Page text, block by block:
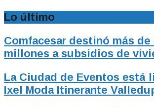
Lo último
Comfacesar destinó más de
millones a subsidios de
La Ciudad de Eventos está
Ixel Moda Itinerante